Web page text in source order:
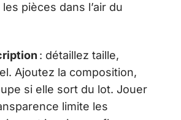
pièces dans l’air du
: détaillez taille,
Ajoutez la composition,
si elle sort du lot. Jouer
limite les